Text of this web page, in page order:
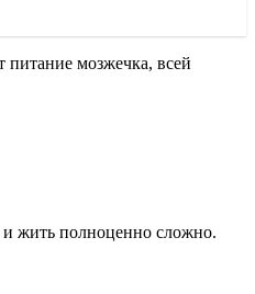
питание мозжечка, всей
и жить полноценно сложно.